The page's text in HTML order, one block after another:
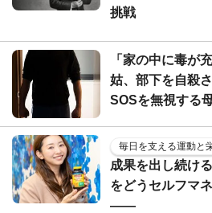
挑戦
「家の中に毒が
姑、部下を自殺
SOSを無視する
毎日を支える運動と
成果を出し続け
をどうセルフマ
——